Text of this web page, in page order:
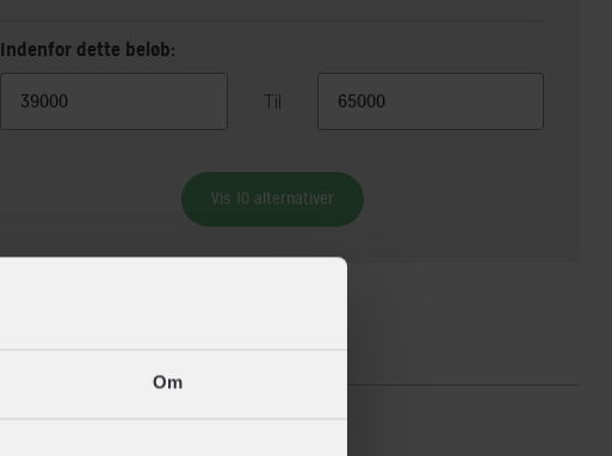
Om
Indenfor dette beløb:
Til
Vis 10 alternativer